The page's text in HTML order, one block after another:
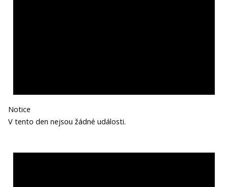
Notice
V tento den nejsou žádné události.